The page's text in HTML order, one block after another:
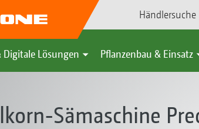
Händlersuche
Digitale Lösungen Pflanzenbau & Einsatz
Sämaschine